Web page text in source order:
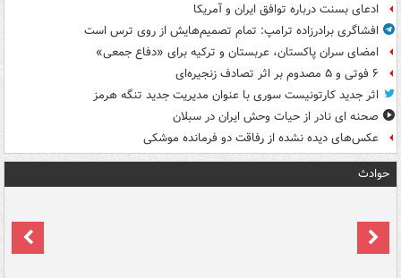
ادعای بسنت درباره توافق ایران و آمریکا
افشاگری برادرزاده ترامپ: تمام تصمیم‌هایش از روی ترس است
امضای سران پاکستان، عربستان و ترکیه برای «دفاع جمعی»
۶ فوتی و ۵ مصدوم بر اثر تصادف زنجیره‌ای
اثر جدید کارتونیست سوری با عنوان مدیریت جدید تنگه هرمز
صحنه ای نادر از حیات وحش ایران در سبلان
عکس‌های دیده نشده از رفاقت دو فرمانده‌ موشکی
حوادث